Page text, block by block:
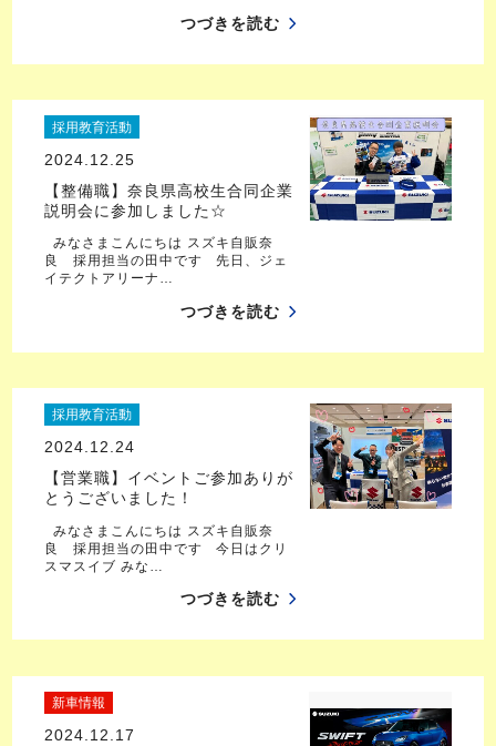
つづきを読む
採用教育活動
2024.12.25
【整備職】奈良県高校生合同企業
説明会に参加しました☆
みなさまこんにちは スズキ自販奈
良 採用担当の田中です 先日、ジェ
イテクトアリーナ…
つづきを読む
採用教育活動
2024.12.24
【営業職】イベントご参加ありが
とうございました！
みなさまこんにちは スズキ自販奈
良 採用担当の田中です 今日はクリ
スマスイブ みな…
つづきを読む
新車情報
2024.12.17